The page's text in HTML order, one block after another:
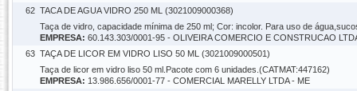
62 TACA DE AGUA VIDRO 250 ML (3021009000368)
Taça de vidro, capacidade mínima de 250 ml; Cor: incolor. Para uso de
EMPRESA: 60.143.303/0001-95 - OLIVEIRA COMERCIO E CONSTRUCAO
63 TAÇA DE LICOR EM VIDRO LISO 50 ML (3021009000501)
Taça de licor em vidro liso 50 ml.Pacote com 6 unidades.(CATMAT:447162)
EMPRESA: 13.986.656/0001-77 - COMERCIAL MARELLY LTDA - ME